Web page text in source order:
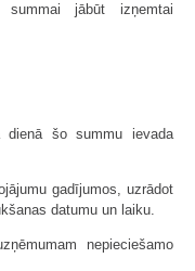
summai jābūt izņemtai
dienā šo summu ievada
gadījumos, uzrādot
datumu un laiku.
nepieciešamo